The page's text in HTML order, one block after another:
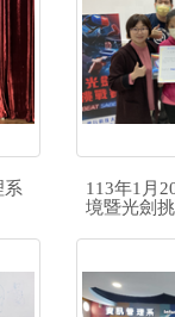
系
113年1月
境暨光劍